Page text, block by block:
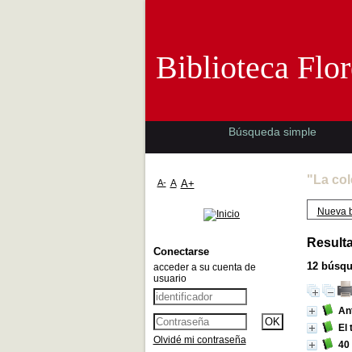
"La
Nueva
12
El
40
Biblioteca
Búsqueda simple
A- A A+
Conectarse
acceder a su cuenta de
usuario
Olvidé mi contraseña